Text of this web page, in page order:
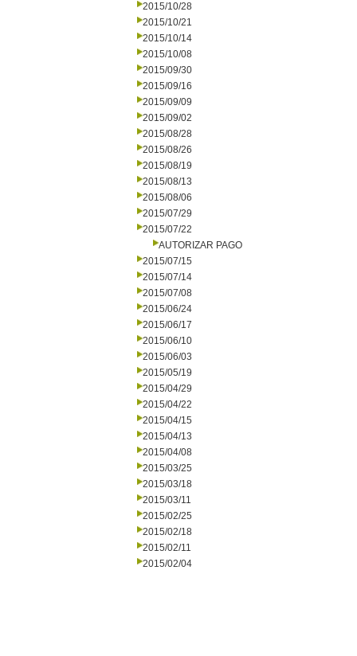
2015/10/28
2015/10/21
2015/10/14
2015/10/08
2015/09/30
2015/09/16
2015/09/09
2015/09/02
2015/08/28
2015/08/26
2015/08/19
2015/08/13
2015/08/06
2015/07/29
2015/07/22
AUTORIZAR PAGO
2015/07/15
2015/07/14
2015/07/08
2015/06/24
2015/06/17
2015/06/10
2015/06/03
2015/05/19
2015/04/29
2015/04/22
2015/04/15
2015/04/13
2015/04/08
2015/03/25
2015/03/18
2015/03/11
2015/02/25
2015/02/18
2015/02/11
2015/02/04